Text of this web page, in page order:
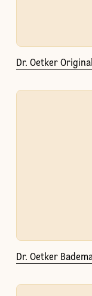
Dr. Oetker
Dr. Oetker